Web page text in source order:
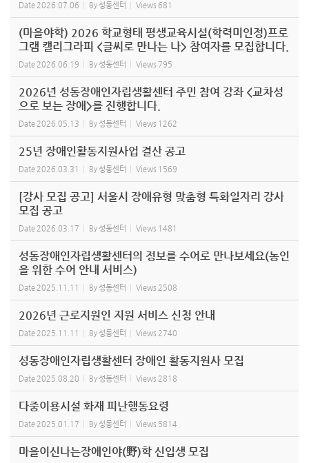
Date 2026.07.06 By성동센터 Views 681
(마을야학) 2026 학교형태 평생교육시설(학력미인정)프로
그램 캘리그라피 <글씨로 만나는 나> 참여자를 모집합니다.
Date 2026.06.19 By성동센터 Views 795
2026년 성동장애인자립생활센터 주민 참여 강좌 <교차성
으로 보는 장애>를 진행합니다.
Date 2026.05.13 By성동센터 Views 1262
25년 장애인활동지원사업 결산 공고
Date 2026.03.31 By성동센터 Views 1569
[강사 모집 공고] 서울시 장애유형 맞춤형 특화일자리 강사
모집 공고
Date 2026.03.17 By성동센터 Views 1481
성동장애인자립생활센터의 정보를 수어로 만나보세요(농인
을 위한 수어 안내 서비스)
Date 2025.11.11 By성동센터 Views 2508
2026년 근로지원인 지원 서비스 신청 안내
Date 2025.11.11 By성동센터 Views 2740
성동장애인자립생활센터 장애인 활동지원사 모집
Date 2025.08.20 By성동센터 Views 2818
다중이용시설 화재 피난행동요령
Date 2025.01.17 By성동센터 Views 5814
마을이신나는장애인야(野)학 신입생 모집